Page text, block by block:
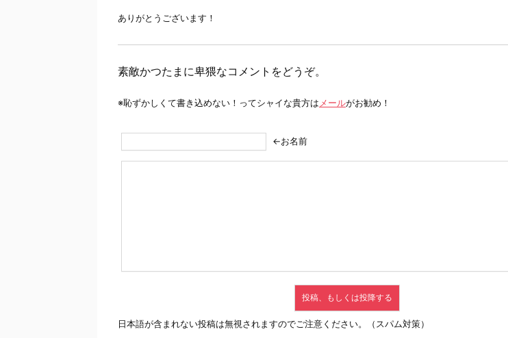
ありがとうございます！
素敵かつたまに卑猥なコメントをどうぞ。
※恥ずかしくて書き込めない！ってシャイな貴方は メールがお勧め！
←お名前
日本語が含まれない投稿は無視されますのでご注意ください。（スパム対策）